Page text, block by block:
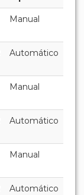
Manual
Automático
Manual
Automático
Manual
Automático